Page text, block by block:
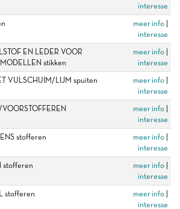
interesse
meer info
interesse
EN LEDER VOOR
stikken
meer info
interesse
VULSCHUIM/LIJM spuiten meer info
interesse
meer info
interesse
stofferen meer info
interesse
stofferen meer info
interesse
stofferen meer info
interesse